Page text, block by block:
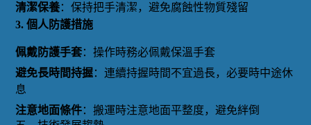
清潔保養：保持把手清潔，避免腐蝕性物質殘留
3. 個人防護措施
佩戴防護手套：操作時務必佩戴保溫手套
避免長時間持握：連續持握時間不宜過長，必要時中途休
息
注意地面條件：搬運時注意地面平整度，避免絆倒